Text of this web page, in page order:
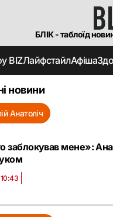
БЛІК - таблоїд
BIZЛайфстайлАфіша
новини
Анатоліч
заблокував мене»: